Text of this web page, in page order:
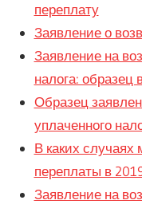
переплату
Заявление о
Заявление на
налога: образец
Образец
уплаченного
В каких случаях
переплаты в
Заявление на